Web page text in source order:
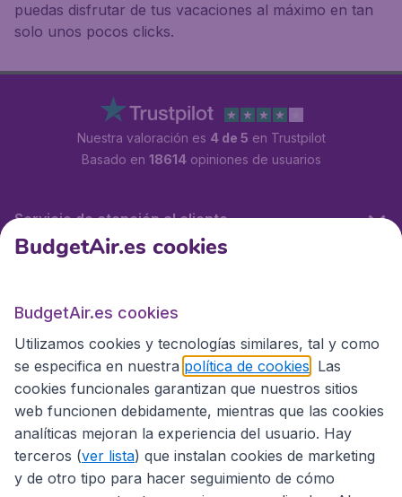
puedas disfrutar de tus vacaciones al máximo en tan
solo unos pocos clicks.
Nuestra valoración es 4 de 5 en Trustpilot
Basado en 18614opiniones de usuarios
Servicio de atención al cliente
Sitios internacionales
BudgetAir.es cookies
BudgetAir.es cookies
Utilizamos cookies y tecnologías similares, tal y como
se especifica en nuestra política de cookies . Las
cookies funcionales garantizan que nuestros sitios
web funcionen debidamente, mientras que las cookies
analíticas mejoran la experiencia del usuario. Hay
terceros (ver lista) que instalan cookies de marketing
y de otro tipo para hacer seguimiento de cómo